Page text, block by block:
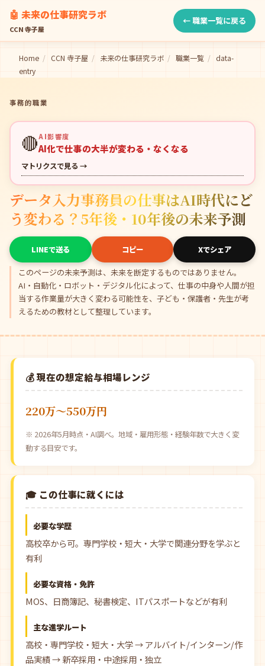
🤖 未来の仕事研究ラボ
CCN 寺子屋
← 職業一覧に戻る
Home / CCN 寺子屋 / 未来の仕事研究ラボ / 職業一覧 / data-
entry
事務的職業
🔴AI影響度
AI化で仕事の大半が変わる・なくなる
マトリクスで見る →
データ入力事務員の仕事はAI時代にど
う変わる？5年後・10年後の未来予測
LINEで送る コピー Xでシェア
このページの未来予測は、未来を断定するものではありません。
AI・自動化・ロボット・デジタル化によって、仕事の中身や人間が担
当する作業量が大きく変わる可能性を、子ども・保護者・先生が考
えるための教材として整理しています。
💰 現在の想定給与相場レンジ
220万〜550万円
※ 2026年5月時点・AI調べ。地域・雇用形態・経験年数で大きく変
動する目安です。
🎓 この仕事に就くには
必要な学歴
高校卒から可。専門学校・短大・大学で関連分野を学ぶと
有利
必要な資格・免許
MOS、日商簿記、秘書検定、ITパスポートなどが有利
主な進学ルート
高校・専門学校・短大・大学 → アルバイト/インターン/作
品実績 → 新卒採用・中途採用・独立